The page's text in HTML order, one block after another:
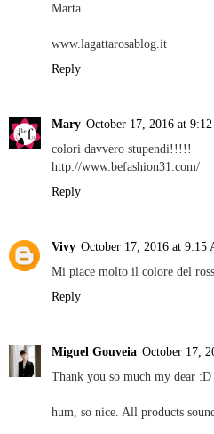
Marta
www.lagattarosablog.it
Reply
Mary October 17, 2016 at
colori davvero stupendi!!!!!
http://www.befashion31.com/
Reply
Vivy October 17, 2016 at 9:15
Mi piace molto il colore del
Reply
Miguel Gouveia October 17,
Thank you so much my dear :D
hum, so nice. All products